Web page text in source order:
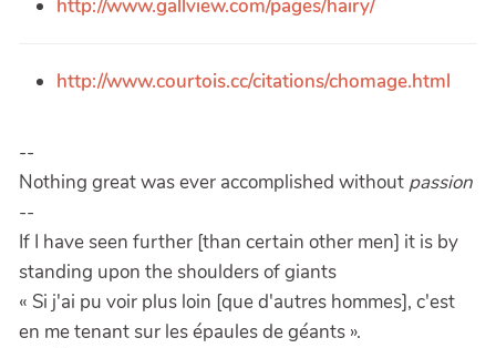
http://www.gallview.com/pages/hairy/
http://www.courtois.cc/citations/chomage.html
--
Nothing great was ever accomplished without passion
--
If I have seen further [than certain other men] it is by
standing upon the shoulders of giants
« Si j'ai pu voir plus loin [que d'autres hommes], c'est
en me tenant sur les épaules de géants ».